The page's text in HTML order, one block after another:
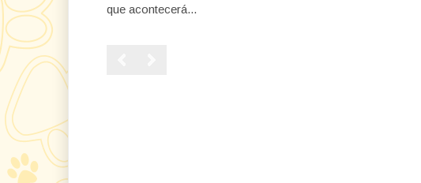
que acontecerá...